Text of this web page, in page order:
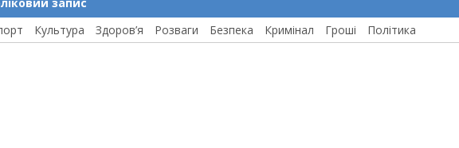
Культура Здоров’я Розваги Безпека Кримінал Гроші Політика